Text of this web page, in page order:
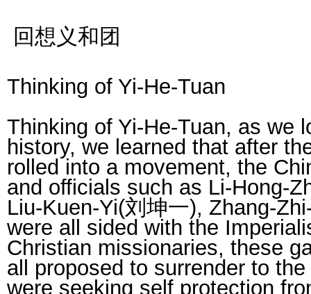
回想义和团
Thinking of Yi-He-Tuan
Thinking of Yi-He-Tuan, as we
history, we learned that after
rolled into a movement, the
and officials such as Li-Hong-
Liu-Kuen-Yi(刘坤一), Zhang-
were all sided with the
Christian missionaries, these
all proposed to surrender to
were seeking self protection